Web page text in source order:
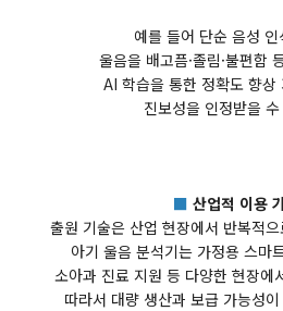
예를 들어 단순 음성
울음을 배고픔·졸림·불편함
AI 학습을 통한 정확도 향상
진보성을 인정받을
■ 산업적 이용
출원 기술은 산업 현장에서 반복적
아기 울음 분석기는 가정용 스마
소아과 진료 지원 등 다양한 현장에
따라서 대량 생산과 보급 가능성